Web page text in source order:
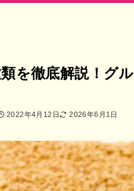
を徹底解説！グ
2022年4月12日 2026年6月1日